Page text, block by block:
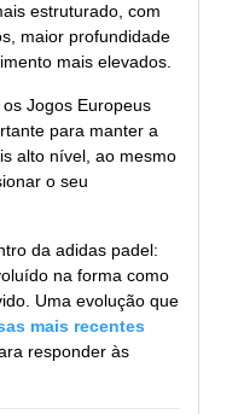
estruturado, com
maior profundidade
mais elevados.
Jogos Europeus
para manter a
alto nível, ao mesmo
o seu
da adidas padel:
na forma como
Uma evolução que
mais recentes
responder às